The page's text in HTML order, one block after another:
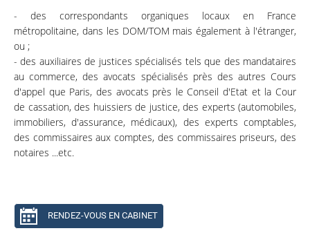
- des correspondants organiques locaux en France
métropolitaine, dans les DOM/TOM mais également à l'étranger,
ou ;
- des auxiliaires de justices spécialisés tels que des mandataires
au commerce, des avocats spécialisés près des autres Cours
d'appel que Paris, des avocats près le Conseil d'Etat et la Cour
de cassation, des huissiers de justice, des experts (automobiles,
immobiliers, d'assurance, médicaux), des experts comptables,
des commissaires aux comptes, des commissaires priseurs, des
notaires ...etc.
RENDEZ-VOUS EN CABINET